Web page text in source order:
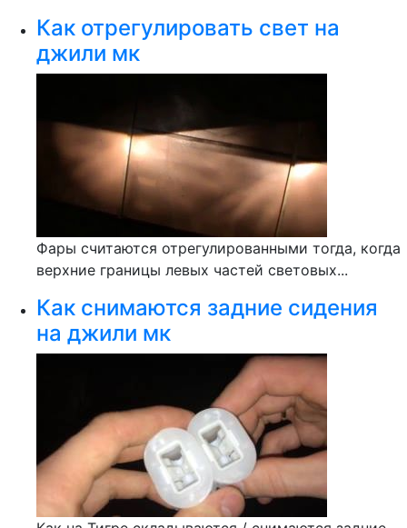
Как отрегулировать свет на
джили мк
Фары считаются отрегулированными тогда, когда
верхние границы левых частей световых...
Как снимаются задние сидения
на джили мк